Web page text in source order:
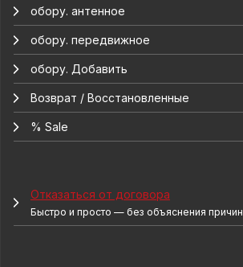
обору. антенное
обору. передвижное
обору. Добавить
Возврат / Восстановленные
% Sale
Отказаться от договора
Быстро и просто — без объяснения причин